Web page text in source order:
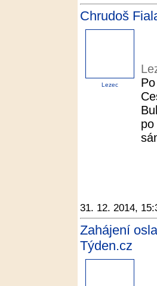
Chrudoš
Lezec
31. 12. 2014,
Zahájení
Týden.cz